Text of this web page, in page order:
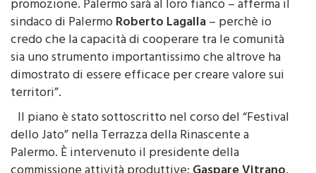
promozione. Palermo sarà al loro fianco – afferma il
sindaco di PalermoRoberto Lagalla– perchè io
credo che la capacità di cooperare tra le comunità
sia uno strumento importantissimo che altrove ha
dimostrato di essere efficace per creare valore sui
territori”.
Il piano è stato sottoscritto nel corso del “Festival
dello Jato” nella Terrazza della Rinascente a
Palermo. È intervenuto il presidente della